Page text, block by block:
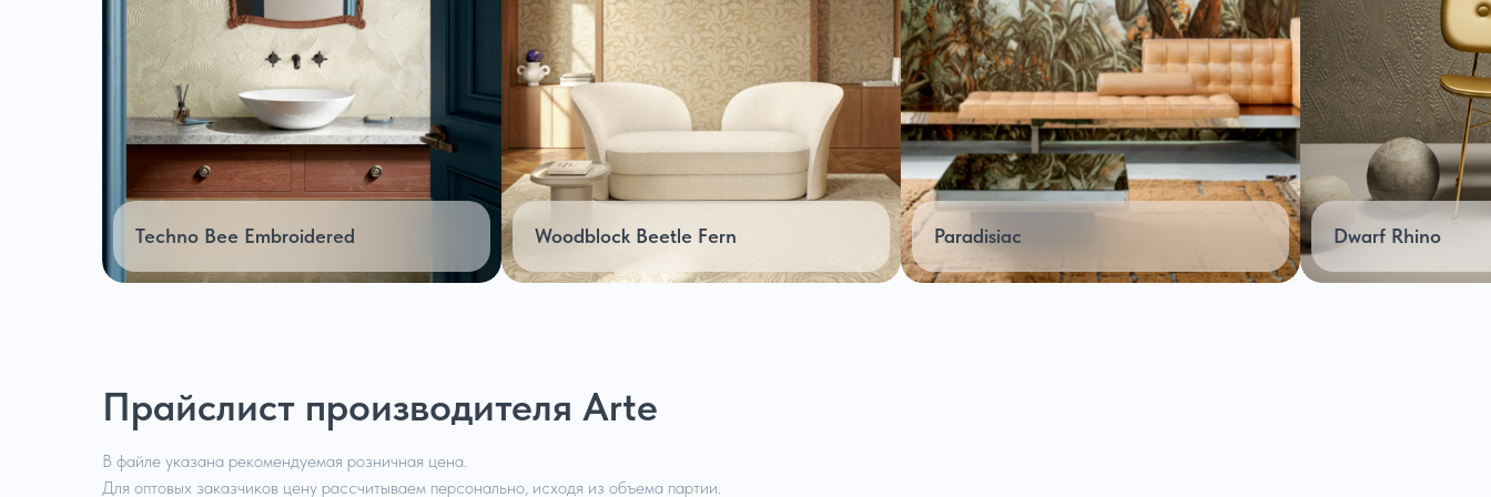
Techno Bee Embroidered Woodblock Beetle Fern Paradisiac Dwarf Rhino
Прайслист производителя Arte
В файле указана рекомендуемая розничная цена.
Для оптовых заказчиков цену рассчитываем персонально, исходя из объема партии.